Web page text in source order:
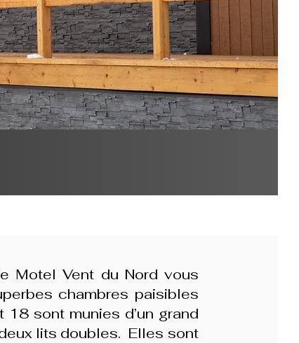
Motel Vent du Nord vous
chambres paisibles
sont munies d’un grand
lits doubles. Elles sont